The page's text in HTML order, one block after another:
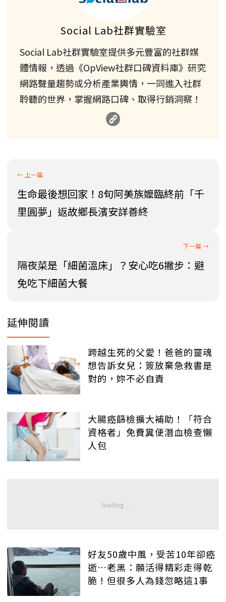
Social Lab社群實驗室
Social Lab社群實驗室提供多元豐富的社群媒
體情報，透過《OpView社群口碑資料庫》研究
網路聲量趨勢或分析產業輿情，一同進入社群
聆聽的世界，掌握網路口碑、取得行銷洞察！
生命最後想回家！8旬阿美族嬤臨終前「千
里圓夢」返故鄉長濱安詳善終
隔夜菜是「細菌溫床」？安心吃6撇步：避
免吃下細菌大餐
延伸閱讀
跨越生死的父愛！爸爸的靈魂
想告訴女兒：簽放棄急救書是
對的，妳不必自責
大腸癌篩檢擴大補助！「符合
資格者」免費糞便潛血檢查懶
人包
好友50歲中風，受苦10年卻癌
逝…老黑：願活得精彩走得乾
脆！但很多人為錢忽略這1事